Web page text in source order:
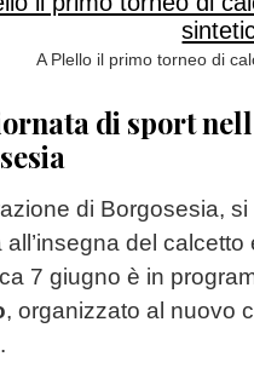
A Plello il primo torneo di
di sport
di Borgosesia,
all’insegna del
7 giugno è in
, organizzato al nuovo